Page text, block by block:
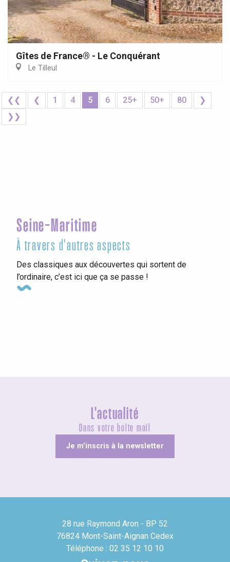
Gîtes de France® - Le Conquérant
Le Tilleul
❮❮ ❮ 1 4 5 6 25+ 50+ 80
❯
❯❯
Seine-Maritime
À travers d'autres aspects
Des classiques aux découvertes qui sortent de
l’ordinaire, c’est ici que ça se passe !
L'actualité
Dans votre boîte mail
Je m'inscris à la newsletter
28 rue Raymond Aron - BP 52
76824 Mont-Saint-Aignan Cedex
Téléphone : 02 35 12 10 10